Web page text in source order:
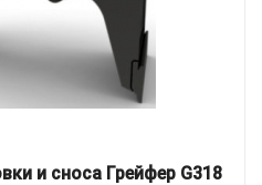
и сноса Грейфер G318